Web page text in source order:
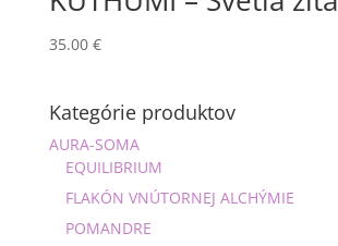
35.00 €
Kategórie produktov
AURA-SOMA
EQUILIBRIUM
FLAKÓN VNÚTORNEJ ALCHÝMIE
POMANDRE